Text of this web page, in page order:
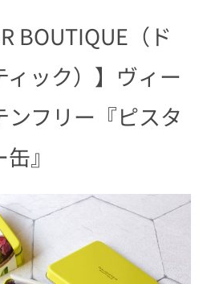
BOUTIQUE（ド
ィック）】ヴィー
ンフリー『ピスタ
』